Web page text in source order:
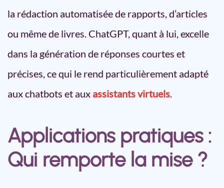
la rédaction automatisée de rapports, d’articles
ou même de livres. ChatGPT, quant à lui, excelle
dans la génération de réponses courtes et
précises, ce qui le rend particulièrement adapté
aux chatbots et aux assistants virtuels.
Applications pratiques :
Qui remporte la mise ?